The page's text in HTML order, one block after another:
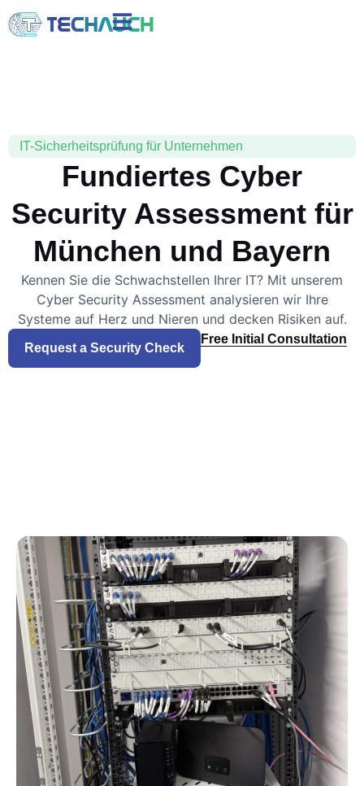
IT-Sicherheitsprüfung für Unternehmen
Fundiertes Cyber
Security Assessment für
München und Bayern
Kennen Sie die Schwachstellen Ihrer IT? Mit unserem
Cyber Security Assessment analysieren wir Ihre
Systeme auf Herz und Nieren und decken Risiken auf.
Request a Security Check
Free Initial Consultation